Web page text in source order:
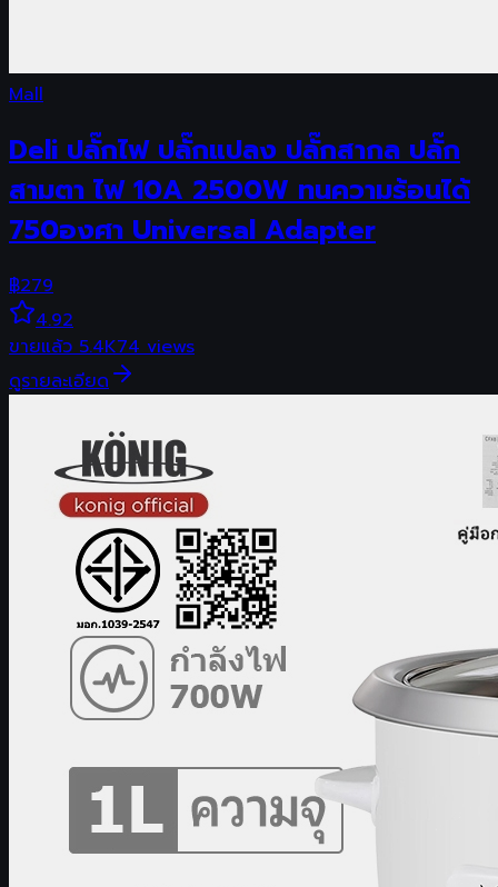
Mall
Deli ปลั๊กไฟ ปลั๊กแปลง ปลั๊กสากล ปลั๊ก
สามตา ไฟ 10A 2500W ทนความร้อนได้
750องศา Universal Adapter
฿279
4.92
ขายแล้ว5.4K74views
ดูรายละเอียด